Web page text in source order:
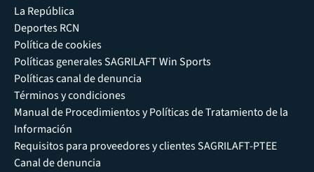
La República
Deportes RCN
Política de cookies
Políticas generales SAGRILAFT Win Sports
Políticas canal de denuncia
Términos y condiciones
Manual de Procedimientos y Políticas de Tratamiento de la
Información
Requisitos para proveedores y clientes SAGRILAFT-PTEE
Canal de denuncia